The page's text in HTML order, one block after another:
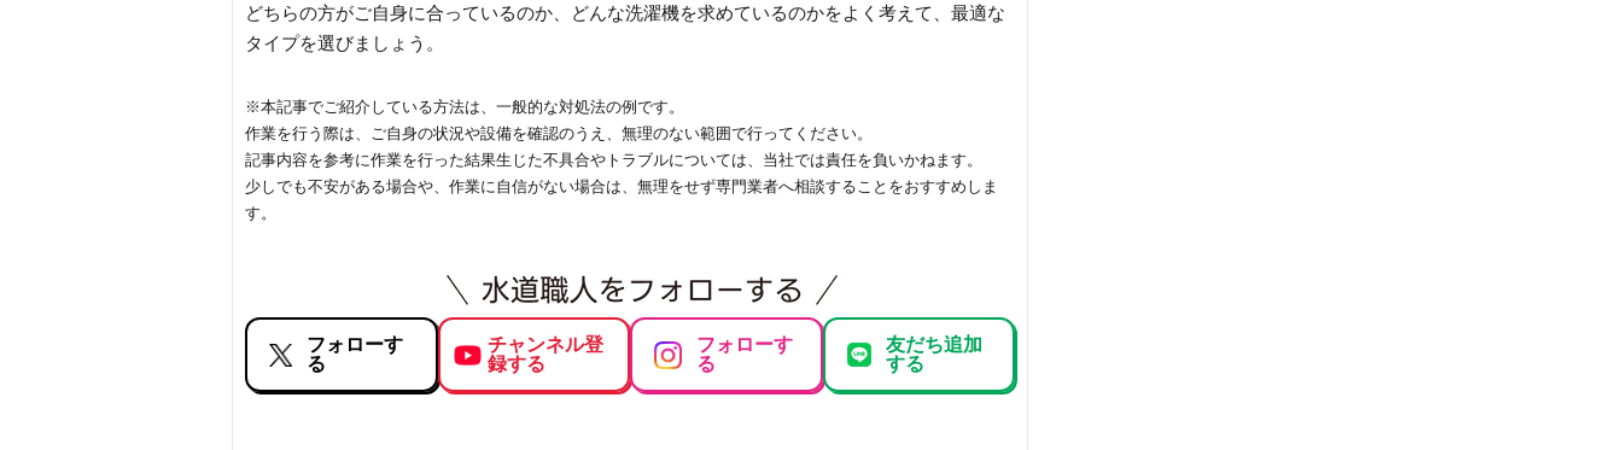
どちらの方がご自身に合っているのか、どんな洗濯機を求めているのかをよく考えて、最適な
タイプを選びましょう。
※本記事でご紹介している方法は、一般的な対処法の例です。
作業を行う際は、ご自身の状況や設備を確認のうえ、無理のない範囲で行ってください。
記事内容を参考に作業を行った結果生じた不具合やトラブルについては、当社では責任を負いかねます。
少しでも不安がある場合や、作業に自信がない場合は、無理をせず専門業者へ相談することをおすすめしま
す。
フォローす
る
チャンネル登
録する
フォローす
る
友だち追加
する